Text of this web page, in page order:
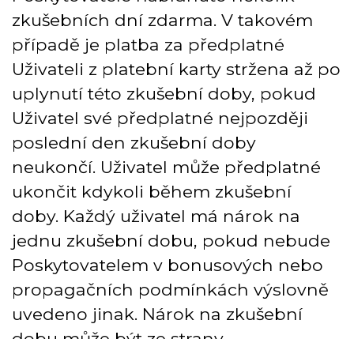
zkušebních dní zdarma. V takovém
případě je platba za předplatné
Uživateli z platební karty stržena až po
uplynutí této zkušební doby, pokud
Uživatel své předplatné nejpozději
poslední den zkušební doby
neukončí. Uživatel může předplatné
ukončit kdykoli během zkušební
doby. Každý uživatel má nárok na
jednu zkušební dobu, pokud nebude
Poskytovatelem v bonusových nebo
propagačních podmínkách výslovně
uvedeno jinak. Nárok na zkušební